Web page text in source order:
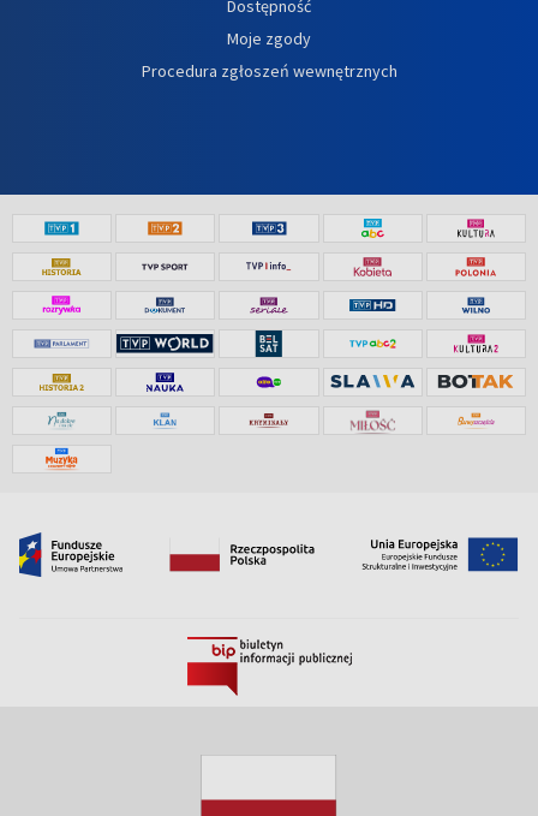
Dostępność
Moje zgody
Procedura zgłoszeń wewnętrznych